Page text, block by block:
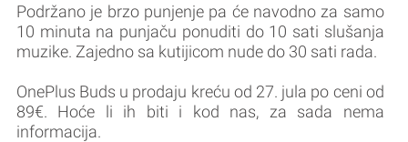
Podržano je brzo punjenje pa će navodno za samo
10 minuta na punjaču ponuditi do 10 sati slušanja
muzike. Zajedno sa kutijicom nude do 30 sati rada.
OnePlus Buds u prodaju kreću od 27. jula po ceni od
89€. Hoće li ih biti i kod nas, za sada nema
informacija.